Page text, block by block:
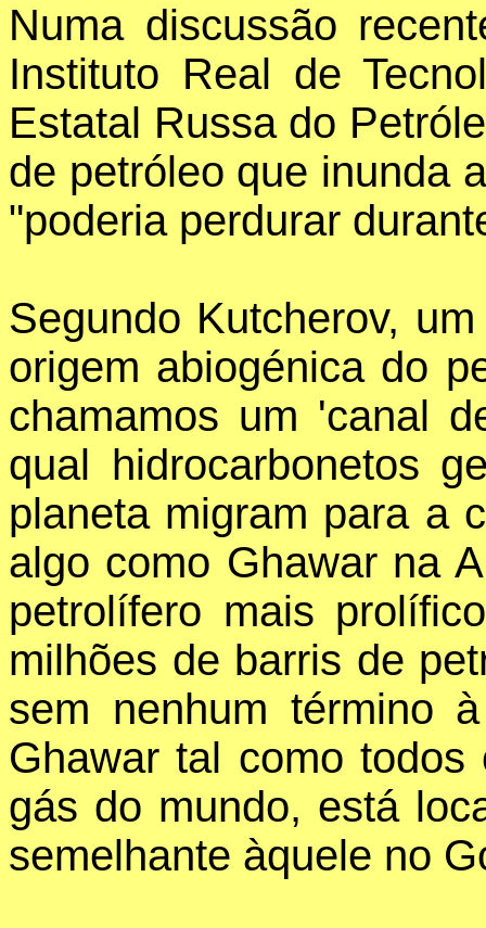
Numa discussão
Instituto Real de
Estatal Russa do
de petróleo que inunda
"poderia perdurar
Segundo Kutcherov,
origem abiogénica do
chamamos um 'canal
qual hidrocarbonetos
planeta migram para a
algo como Ghawar na
petrolífero mais
milhões de barris de
sem nenhum término
Ghawar tal como
gás do mundo, está
semelhante àquele no